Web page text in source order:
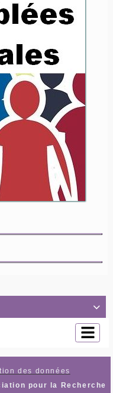
rendus

des données
pour la Recherche